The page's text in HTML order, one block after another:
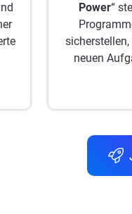
Power“
neuen